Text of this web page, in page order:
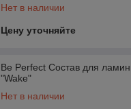
Нет в наличии
Цену уточняйте
Be Perfect Состав для
"Wake"
Нет в наличии